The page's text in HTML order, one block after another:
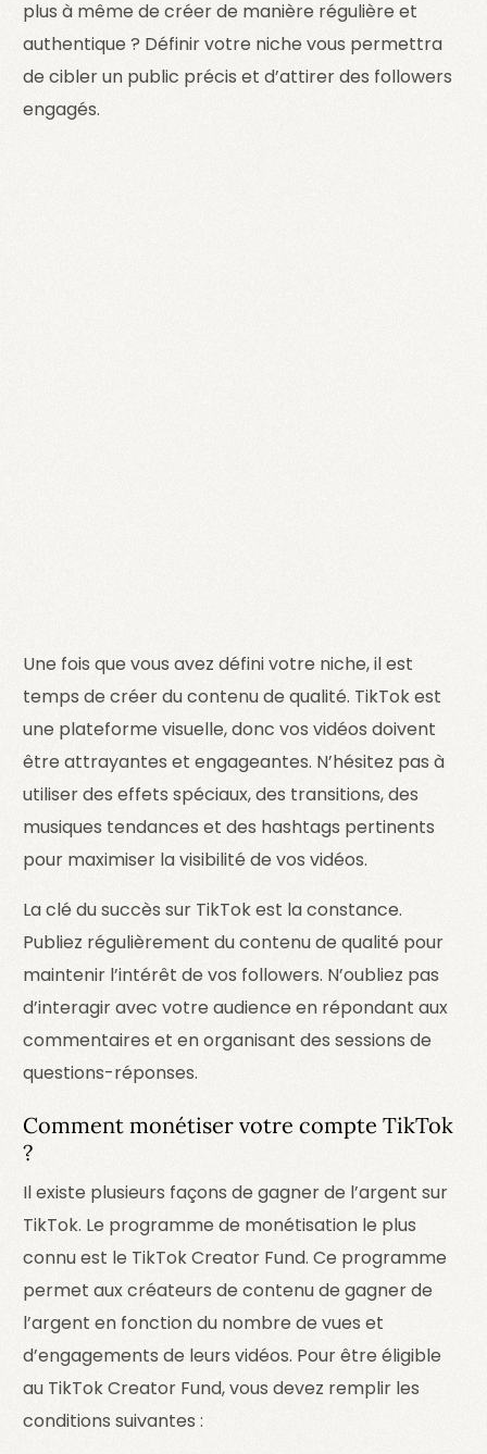
plus à même de créer de manière régulière et
authentique ? Définir votre niche vous permettra
de cibler un public précis et d’attirer des followers
engagés.
Une fois que vous avez défini votre niche, il est
temps de créer du contenu de qualité. TikTok est
une plateforme visuelle, donc vos vidéos doivent
être attrayantes et engageantes. N’hésitez pas à
utiliser des effets spéciaux, des transitions, des
musiques tendances et des hashtags pertinents
pour maximiser la visibilité de vos vidéos.
La clé du succès sur TikTok est la constance.
Publiez régulièrement du contenu de qualité pour
maintenir l’intérêt de vos followers. N’oubliez pas
d’interagir avec votre audience en répondant aux
commentaires et en organisant des sessions de
questions-réponses.
Comment monétiser votre compte TikTok
?
Il existe plusieurs façons de gagner de l’argent sur
TikTok. Le programme de monétisation le plus
connu est le TikTok Creator Fund. Ce programme
permet aux créateurs de contenu de gagner de
l’argent en fonction du nombre de vues et
d’engagements de leurs vidéos. Pour être éligible
au TikTok Creator Fund, vous devez remplir les
conditions suivantes :